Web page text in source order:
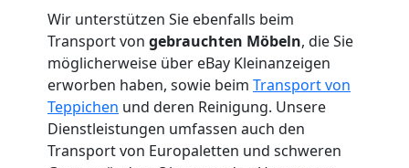
Wir unterstützen Sie ebenfalls beim
Transport von gebrauchten Möbeln, die Sie
möglicherweise über eBay Kleinanzeigen
erworben haben, sowie beim Transport von
Teppichen und deren Reinigung. Unsere
Dienstleistungen umfassen auch den
Transport von Europaletten und schweren
Mann
LKW